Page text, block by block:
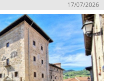
17/07/2026